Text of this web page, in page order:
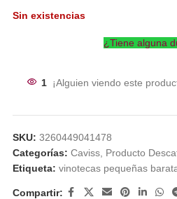
Sin existencias
¿Tiene alguna
1 ¡Alguien viendo este
SKU: 3260449041478
Categorías: Caviss, Producto
Etiqueta: vinotecas pequeñas
Compartir: